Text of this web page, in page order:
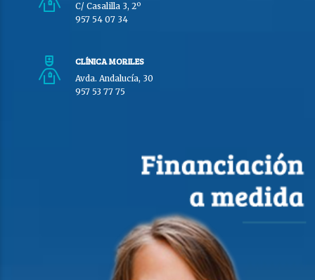
C/ Casalilla 3, 2º
957 54 07 34
CLÍNICA MORILES
Avda. Andalucía, 30
957 53 77 75